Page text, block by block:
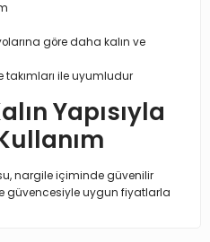
göre daha kalın ve
ile uyumludur
Yapısıyla
nargile içiminde güvenilir
güvencesiyle uygun fiyatlarla